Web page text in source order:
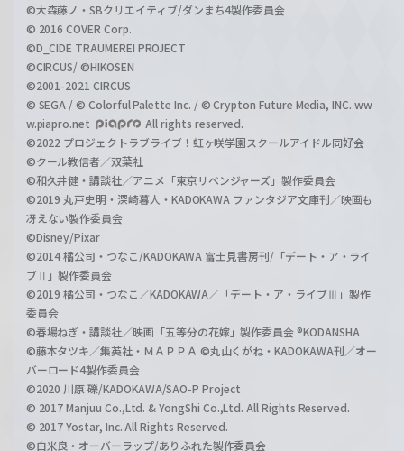
©大森藤ノ・SBクリエイティブ/ダンまち4製作委員会
© 2016 COVER Corp.
©D_CIDE TRAUMEREI PROJECT
©CIRCUS/ ©HIKOSEN
©2001-2021 CIRCUS
© SEGA / © Colorful Palette Inc. / © Crypton Future Media, INC. ww
w.piapro.net
All rights reserved.
©2022 プロジェクトラブライブ！虹ヶ咲学園スクールアイドル同好会
©クール教信者／双葉社
©和久井健・講談社／アニメ「東京リベンジャーズ」製作委員会
©2019 丸戸史明・深崎暮人・KADOKAWA ファンタジア文庫刊／映画も
冴えない製作委員会
©Disney/Pixar
©2014 橘公司・つなこ/KADOKAWA 富士見書房刊/「デート・ア・ライ
ブⅡ」製作委員会
©2019 橘公司・つなこ／KADOKAWA／「デート・ア・ライブⅢ」製作
委員会
©春場ねぎ・講談社／映画「五等分の花嫁」製作委員会 ®KODANSHA
©藤本タツキ／集英社・ＭＡＰＰＡ ©丸山くがね・KADOKAWA刊／オー
バーロード4製作委員会
©2020 川原 礫/KADOKAWA/SAO-P Project
© 2017 Manjuu Co.,Ltd. & YongShi Co.,Ltd. All Rights Reserved.
© 2017 Yostar, Inc. All Rights Reserved.
©白米良・オーバーラップ/ありふれた製作委員会